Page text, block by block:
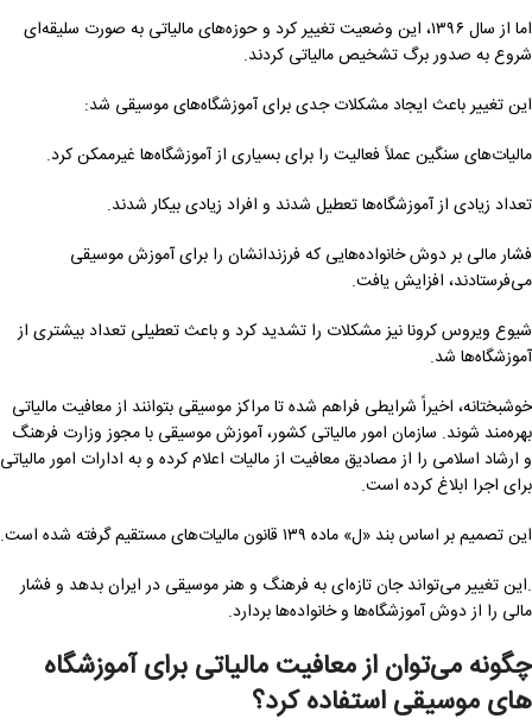
اما از سال ۱۳۹۶، این وضعیت تغییر کرد و حوزه‌های مالیاتی به صورت سلیقه‌ای
شروع به صدور برگ تشخیص مالیاتی کردند.
این تغییر باعث ایجاد مشکلات جدی برای آموزشگاه‌های موسیقی شد:
مالیات‌های سنگین عملاً فعالیت را برای بسیاری از آموزشگاه‌ها غیرممکن کرد.
تعداد زیادی از آموزشگاه‌ها تعطیل شدند و افراد زیادی بیکار شدند.
فشار مالی بر دوش خانواده‌هایی که فرزندانشان را برای آموزش موسیقی
می‌فرستادند، افزایش یافت.
شیوع ویروس کرونا نیز مشکلات را تشدید کرد و باعث تعطیلی تعداد بیشتری از
آموزشگاه‌ها شد.
خوشبختانه، اخیراً شرایطی فراهم شده تا مراکز موسیقی بتوانند از معافیت مالیاتی
بهره‌مند شوند. سازمان امور مالیاتی کشور، آموزش موسیقی با مجوز وزارت فرهنگ
و ارشاد اسلامی را از مصادیق معافیت از مالیات اعلام کرده و به ادارات امور مالیاتی
برای اجرا ابلاغ کرده است.
این تصمیم بر اساس بند «ل» ماده ۱۳۹ قانون مالیات‌های مستقیم گرفته شده است.
.این تغییر می‌تواند جان تازه‌ای به فرهنگ و هنر موسیقی در ایران بدهد و فشار
مالی را از دوش آموزشگاه‌ها و خانواده‌ها بردارد.
چگونه می‌توان از معافیت مالیاتی برای آموزشگاه
های موسیقی استفاده کرد؟